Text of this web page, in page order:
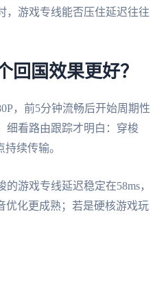
游戏专线能否压住延迟往往
回国效果更好？
，前5分钟流畅后开始周期性
细看路由跟踪才明白：穿梭
续传输。
游戏专线延迟稳定在58ms，
优化更成熟；若是硬核游戏玩